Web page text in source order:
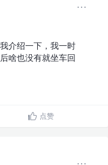
介绍一下，我一时
啥也没有就坐车回
点赞